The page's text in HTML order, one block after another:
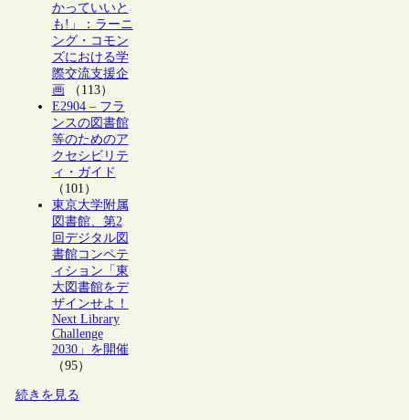
かっていいと
も!」：ラーニ
ング・コモン
ズにおける学
際交流支援企
画 （113）
E2904 – フラ
ンスの図書館
等のためのア
クセシビリテ
ィ・ガイド
（101）
東京大学附属
図書館、第2
回デジタル図
書館コンペテ
ィション「東
大図書館をデ
ザインせよ！
Next Library
Challenge
2030」を開催
（95）
続きを見る